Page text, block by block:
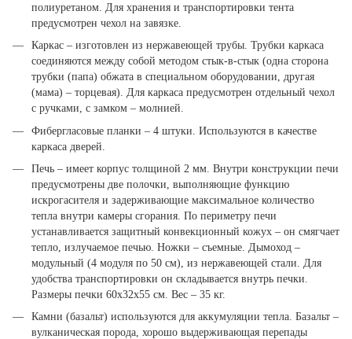
полиуретаном. Для хранения и транспортировки тента
предусмотрен чехол на завязке.
Каркас – изготовлен из нержавеющей трубы. Трубки каркаса
соединяются между собой методом стык-в-стык (одна сторона
трубки (папа) обжата в специальном оборудовании, другая
(мама) – торцевая). Для каркаса предусмотрен отдельный чехол
с ручками, с замком – молнией.
Фибергласовые планки – 4 штуки. Используются в качестве
каркаса дверей.
Печь – имеет корпус толщиной 2 мм. Внутри конструкции печи
предусмотрены две полочки, выполняющие функцию
искрогасителя и задерживающие максимальное количество
тепла внутри камеры сгорания. По периметру печи
устанавливается защитный конвекционный кожух – он смягчает
тепло, излучаемое печью. Ножки – съемные. Дымоход –
модульный (4 модуля по 50 см), из нержавеющей стали. Для
удобства транспортировки он складывается внутрь печки.
Размеры печки 60х32х55 см. Вес – 35 кг.
Камни (базальт) используются для аккумуляции тепла. Базальт –
вулканическая порода, хорошо выдерживающая перепады